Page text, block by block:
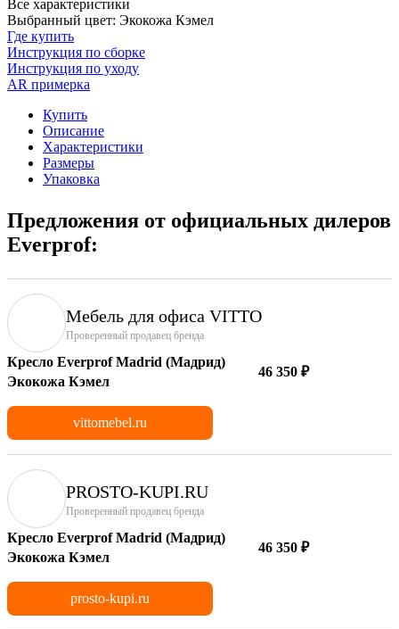
Все характеристики
Выбранный цвет: Экокожа Кэмел
Где купить
Инструкция по сборке
Инструкция по уходу
AR примерка
Купить
Описание
Характеристики
Размеры
Упаковка
Предложения от официальных дилеров
Everprof:
Мебель для офиса VITTO
Проверенный продавец бренда
Кресло Everprof Madrid (Мадрид)
Экокожа Кэмел
46 350 ₽
vittomebel.ru
PROSTO-KUPI.RU
Проверенный продавец бренда
Кресло Everprof Madrid (Мадрид)
Экокожа Кэмел
46 350 ₽
prosto-kupi.ru